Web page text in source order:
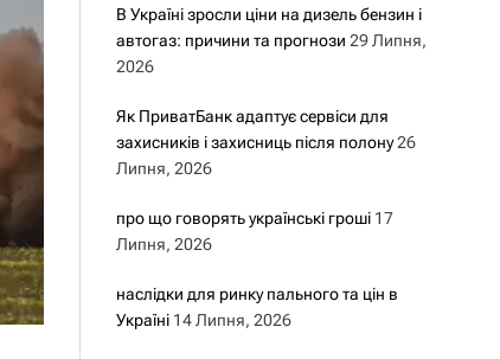
В Україні зросли ціни на дизель бензин і
автогаз: причини та прогнози 29 Липня,
2026
Як ПриватБанк адаптує сервіси для
захисників і захисниць після полону 26
Липня, 2026
про що говорять українські гроші 17
Липня, 2026
наслідки для ринку пального та цін в
Україні 14 Липня, 2026